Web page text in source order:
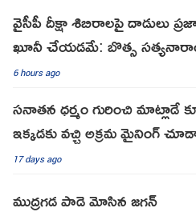
వైసీపీ దీక్షా శిబిరాలపై దాడులు
ఖూనీ చేయడమే: బొత్స
6 hours ago
సనాతన ధర్మం గురించి మాట్లాడే
ఇక్కడకు వచ్చి అక్రమ మైనింగ్
17 days ago
ముద్రగడ పాడె మోసిన జగన్